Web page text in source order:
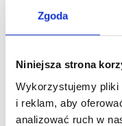
Zgoda
Niniejsza strona
Wykorzystujemy pliki
i reklam, aby
analizować ruch w
Więcej o różnych